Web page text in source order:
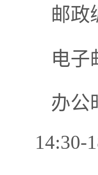
邮政
电子
办公
14:30-